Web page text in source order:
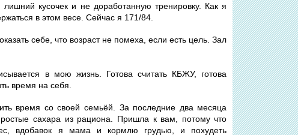
кусочек и не доработанную тренировку. Как я
в этом весе. Сейчас я 171/84.
себе, что возраст не помеха, если есть цель. Зал
в мою жизнь. Готова считать КБЖУ, готова
время на себя.
время со своей семьёй. За последние два месяца
сахара из рациона. Пришла к вам, потому что
вдобавок я мама и кормлю грудью, и похудеть